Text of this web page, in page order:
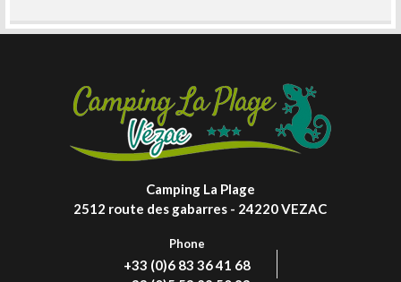
Camping La Plage
2512 route des gabarres - 24220 VEZAC
Phone
+33 (0)6 83 36 41 68